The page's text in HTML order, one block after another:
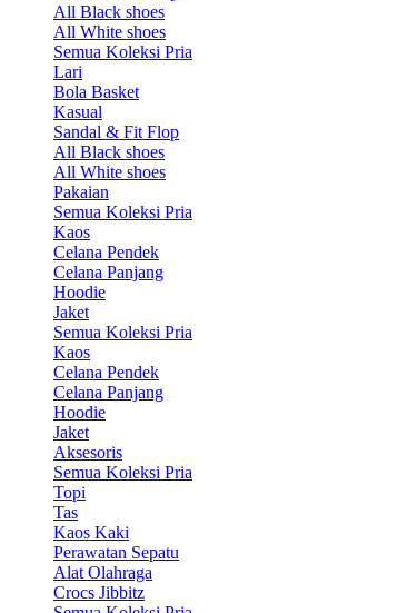
All Black shoes
All White shoes
Semua Koleksi Pria
Lari
Bola Basket
Kasual
Sandal & Fit Flop
All Black shoes
All White shoes
Pakaian
Semua Koleksi Pria
Kaos
Celana Pendek
Celana Panjang
Hoodie
Jaket
Semua Koleksi Pria
Kaos
Celana Pendek
Celana Panjang
Hoodie
Jaket
Aksesoris
Semua Koleksi Pria
Topi
Tas
Kaos Kaki
Perawatan Sepatu
Alat Olahraga
Crocs Jibbitz